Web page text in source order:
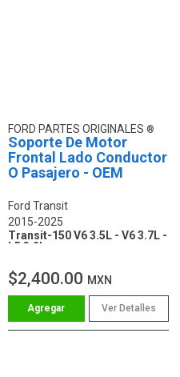
FORD PARTES ORIGINALES
Soporte De Motor
Frontal Lado Conductor
O Pasajero - OEM
Ford Transit
2015-2025
Transit-150 V6 3.5L - V6 3.7L -
L5 3.2L
$2,400.00 MXN
Ver Detalles